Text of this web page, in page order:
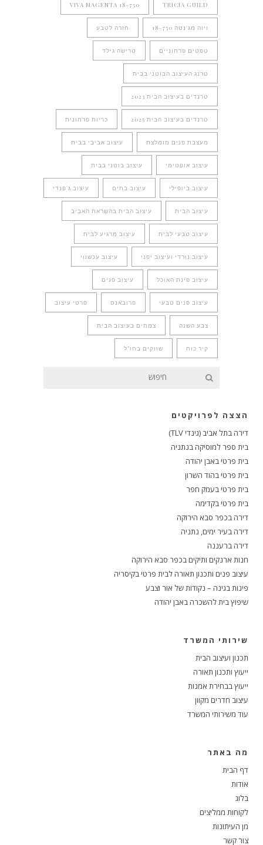
TRICIA GUILD
VIVA MAGENTA 18-750
ויוה מג'נטה 18-750 חזרה לטבע
טפטים פרחוניים טרישה גילד
טרנג העיצוב הבוטני בבית
טרנדים בעיצוב הבית 2023
טרנדים בעיצוב הבית 2025 כריות פרחונית
מעצבת פנים מומלצת עיצוב אביבי בבית
עיצוב אופטימי עיצוב בוטני בבית
עיצוב ביופילי עיצוב בתים עיצוב ג'פנדי
עיצוב הבית עיצוב הבית בהשראת האביב
עיצוב טבעי לבית עיצוב מרגיע לבית
עיצוב נורדי ועיצוב יפני עיצוב עכשווי
עיצוב פינת האוכל עיצוב פנים
עיצוב פנים טבעי פרובאנס פרטי עיצוב
צבע השנה צמחים בעיצוב הבית
קיר כוח שווקים בחו"ל
הצצה לפרויקטים
דירה בתל אביב (גינדי TLV)
בית ספר למוסיקה בנתניה
בית פרטי באבן יהודה
בית פרטי בהוד השרון
בית פרטי בעמק חפר
בית פרטי בקדימה
דירה בכפר סבא הירוקה
דירה בעיר ימים, נתניה
דירה ברעננה
חנות ארנקים ותיקים בכפר סבא הירוקה
עיצוב פנים ותכנון תאורה לבית פרטי בקיסריה
פינות בגינה – נקודות של אור וצבע
שיפוץ בית להשכרה באבן יהודה
שירותי המשרד
תכנון ועיצוב הבית
ייעוץ ותכנון תאורה
ייעוץ בבחירת אמנות
עיצוב חדרים מקוון
עוד משירותי המשרד
מה באתר
דף הבית
אודות
בלוג
לקוחות ממליצים
מן העיתונות
צור קשר